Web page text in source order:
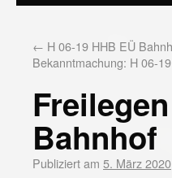
← H 06-19 HHB EÜ
Bekanntmachung: H 06-19
Bahnhof
Publiziert am 5. März 2020